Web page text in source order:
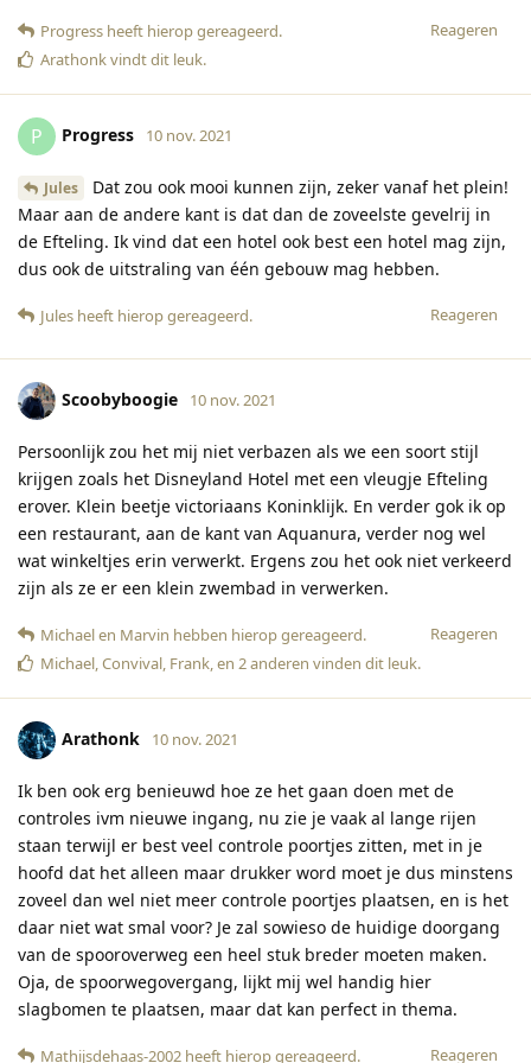
Reageren
Progress heeft hierop gereageerd.
Arathonkvindt dit leuk.
P Progress 10 nov. 2021
Jules
Dat zou ook mooi kunnen zijn, zeker vanaf het plein!
Maar aan de andere kant is dat dan de zoveelste gevelrij in
de Efteling. Ik vind dat een hotel ook best een hotel mag zijn,
dus ook de uitstraling van één gebouw mag hebben.
Reageren
Jules heeft hierop gereageerd.
Scoobyboogie 10 nov. 2021
Persoonlijk zou het mij niet verbazen als we een soort stijl
krijgen zoals het Disneyland Hotel met een vleugje Efteling
erover. Klein beetje victoriaans Koninklijk. En verder gok ik op
een restaurant, aan de kant van Aquanura, verder nog wel
wat winkeltjes erin verwerkt. Ergens zou het ook niet verkeerd
zijn als ze er een klein zwembad in verwerken.
Reageren
Michaelen Marvin hebben hierop gereageerd.
Michael,Convival, Frank, en 2anderen vinden dit leuk.
Arathonk 10 nov. 2021
Ik ben ook erg benieuwd hoe ze het gaan doen met de
controles ivm nieuwe ingang, nu zie je vaak al lange rijen
staan terwijl er best veel controle poortjes zitten, met in je
hoofd dat het alleen maar drukker word moet je dus minstens
zoveel dan wel niet meer controle poortjes plaatsen, en is het
daar niet wat smal voor? Je zal sowieso de huidige doorgang
van de spooroverweg een heel stuk breder moeten maken.
Oja, de spoorwegovergang, lijkt mij wel handig hier
slagbomen te plaatsen, maar dat kan perfect in thema.
Reageren
Mathijsdehaas-2002 heeft hierop gereageerd.